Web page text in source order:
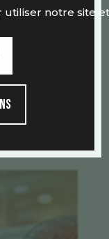
suivant
notre site